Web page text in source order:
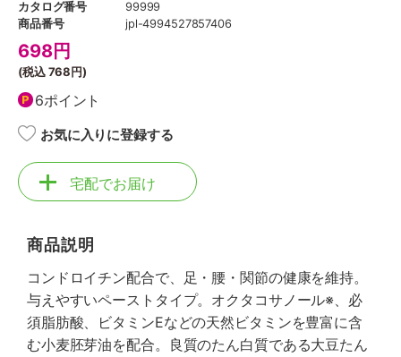
カタログ番号
99999
商品番号
jpl-4994527857406
698円
(税込768円)
6ポイント
お気に入りに登録する
宅配でお届け
商品説明
コンドロイチン配合で、足・腰・関節の健康を維持。
与えやすいペーストタイプ。オクタコサノール※、必
須脂肪酸、ビタミンEなどの天然ビタミンを豊富に含
む小麦胚芽油を配合。良質のたん白質である大豆たん